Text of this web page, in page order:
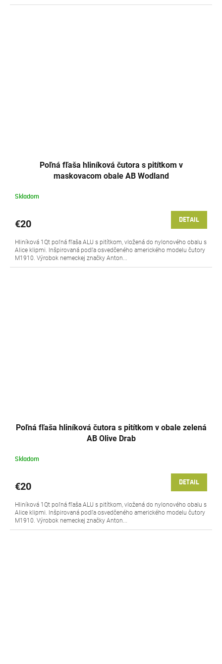
Poľná fľaša hliníková čutora s pitítkom v
maskovacom obale AB Wodland
Skladom
€20 DETAIL
Hliníková 1Qt poľná fľaša ALU s pitítkom, vložená do nylonového obalu s
Alice klipmi. Inšpirovaná podľa osvedčeného amerického modelu čutory
M1910. Výrobok nemeckej značky Anton...
Poľná fľaša hliníková čutora s pitítkom v obale zelená
AB Olive Drab
Skladom
€20 DETAIL
Hliníková 1Qt poľná fľaša ALU s pitítkom, vložená do nylonového obalu s
Alice klipmi. Inšpirovaná podľa osvedčeného amerického modelu čutory
M1910. Výrobok nemeckej značky Anton...